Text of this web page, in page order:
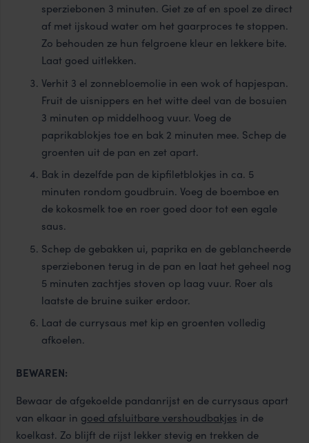
sperziebonen 3 minuten. Giet ze af en spoel ze direct
af met ijskoud water om het gaarproces te stoppen.
Zo behouden ze hun felgroene kleur en lekkere bite.
Laat goed uitlekken.
Verhit 3 el zonnebloemolie in een wok of hapjespan.
Fruit de uisnippers en het witte deel van de bosuien
3 minuten op middelhoog vuur. Voeg de
paprikablokjes toe en bak 2 minuten mee. Schep de
groenten uit de pan en zet apart.
Bak in dezelfde pan de kipfiletblokjes in ca. 5
minuten rondom goudbruin. Voeg de boemboe en
de kokosmelk toe en roer goed door tot een egale
saus.
Schep de gebakken ui, paprika en de geblancheerde
sperziebonen terug in de pan en laat het geheel nog
5 minuten zachtjes stoven op laag vuur. Roer als
laatste de bruine suiker erdoor.
Laat de currysaus met kip en groenten volledig
afkoelen.
BEWAREN:
Bewaar de afgekoelde pandanrijst en de currysaus apart
van elkaar in goed afsluitbare vershoudbakjes in de
koelkast. Zo blijft de rijst lekker stevig en trekken de